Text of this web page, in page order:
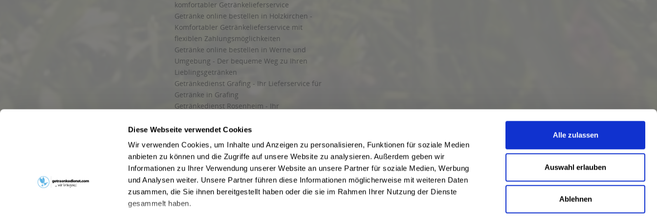
Diese Webseite verwendet Cookies
Wir verwenden Cookies, um Inhalte und Anzeigen zu personalisieren, Funktionen für soziale Medien
anbieten zu können und die Zugriffe auf unsere Website zu analysieren. Außerdem geben wir
Informationen zu Ihrer Verwendung unserer Website an unsere Partner für soziale Medien, Werbung
und Analysen weiter. Unsere Partner führen diese Informationen möglicherweise mit weiteren Daten
zusammen, die Sie ihnen bereitgestellt haben oder die sie im Rahmen Ihrer Nutzung der Dienste
gesammelt haben.
Alle zulassen
Auswahl erlauben
Ablehnen
komfortabler Getränkelieferservice
Getränke online bestellen in Holzkirchen -
Komfortabler Getränkelieferservice mit
flexiblen Zahlungsmöglichkeiten
Getränke online bestellen in Werne und
Umgebung - Der bequeme Weg zu Ihren
Lieblingsgetränken
Getränkedienst Grafing - Ihr Lieferservice für
Getränke in Grafing
Getränkedienst Rosenheim - Ihr
und Umgebung
Getränkelieferung in Starnberg
Liefergebiet
Lieferservice für Getränke
Wir liefern Getränke
Kontakt
Newsletter